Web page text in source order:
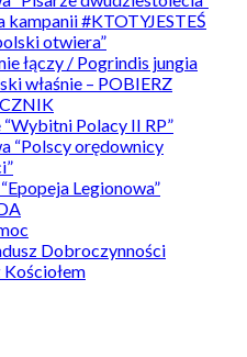
kampanii #KTOTYJESTEŚ
otwiera”
łączy / Pogrindis jungia
właśnie – POBIERZ
Polacy II RP”
“Polscy orędownicy
Legionowa”
Dobroczynności